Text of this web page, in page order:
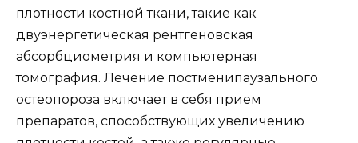
плотности костной ткани, такие как
двуэнергетическая рентгеновская
абсорбциометрия и компьютерная
томография. Лечение постменипаузального
остеопороза включает в себя прием
препаратов, способствующих увеличению